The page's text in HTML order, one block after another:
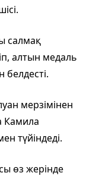
салмақ
алтын медаль
белдесті.
мерзімінен
Камила
түйіндеді.
өз жерінде